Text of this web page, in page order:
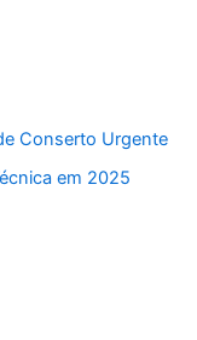
Conserto Urgente
em 2025